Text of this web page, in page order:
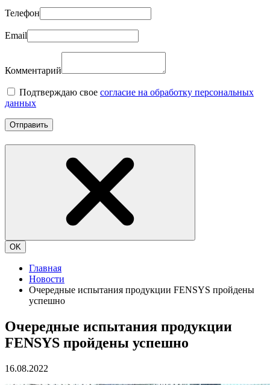
Телефон
Email
Комментарий
Подтверждаю свое согласие на обработку персональных
данных
Отправить
OK
Главная
Новости
Очередные испытания продукции FENSYS пройдены
успешно
Очередные испытания продукции
FENSYS пройдены успешно
16.08.2022